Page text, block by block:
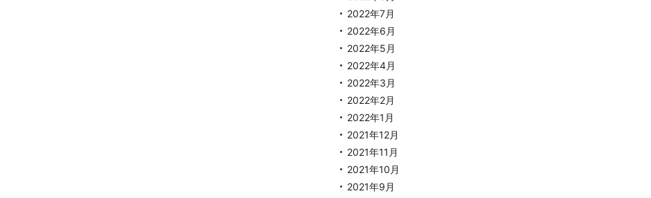
2022年7月
2022年6月
2022年5月
2022年4月
2022年3月
2022年2月
2022年1月
2021年12月
2021年11月
2021年10月
2021年9月